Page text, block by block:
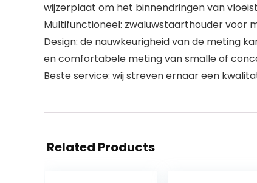
wijzerplaat om het binnendringen van
Multifunctioneel: zwaluwstaarthouder voor
Design: de nauwkeurigheid van de meting
en comfortabele meting van smalle of
Beste service: wij streven ernaar een
Related Products